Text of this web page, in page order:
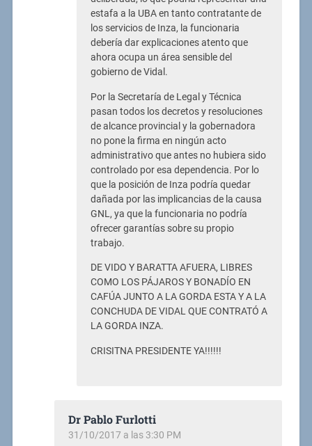
estafa a la UBA en tanto contratante de
los servicios de Inza, la funcionaria
debería dar explicaciones atento que
ahora ocupa un área sensible del
gobierno de Vidal.
Por la Secretaría de Legal y Técnica
pasan todos los decretos y resoluciones
de alcance provincial y la gobernadora
no pone la firma en ningún acto
administrativo que antes no hubiera sido
controlado por esa dependencia. Por lo
que la posición de Inza podría quedar
dañada por las implicancias de la causa
GNL, ya que la funcionaria no podría
ofrecer garantías sobre su propio
trabajo.
DE VIDO Y BARATTA AFUERA, LIBRES
COMO LOS PÁJAROS Y BONADÍO EN
CAFÚA JUNTO A LA GORDA ESTA Y A LA
CONCHUDA DE VIDAL QUE CONTRATÓ A
LA GORDA INZA.
CRISITNA PRESIDENTE YA!!!!!!
Dr Pablo Furlotti
31/10/2017 a las 3:30 PM